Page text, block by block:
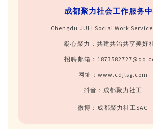
成都聚力社会工作服务
Chengdu JULI Social Work
凝心聚力，共建共治共享美好
招聘邮箱：
网址：www.cdjlsg.com
抖音：成都聚力社工
微博：成都聚力社工SAC